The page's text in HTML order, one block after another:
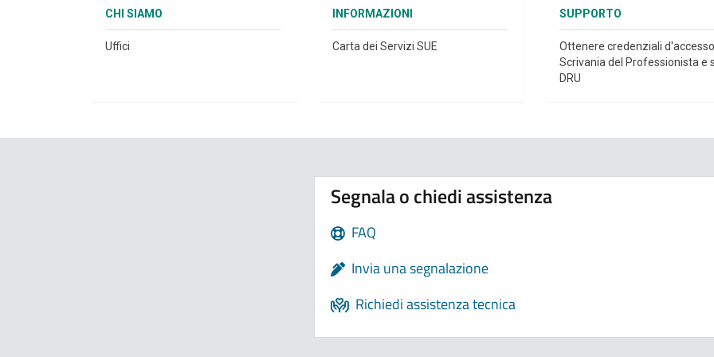
CHI SIAMO
Uffici
INFORMAZIONI
Carta dei Servizi SUE
SUPPORTO
Ottenere credenziali
Scrivania del Professionista e
DRU
Segnala o chiedi assistenza
FAQ
Invia una segnalazione
Richiedi assistenza tecnica